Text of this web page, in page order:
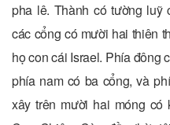
pha lê. Thành có tường luỹ
các cổng có mười hai thiên
họ con cái Israel. Phía đông
phía nam có ba cổng, và
xây trên mười hai móng